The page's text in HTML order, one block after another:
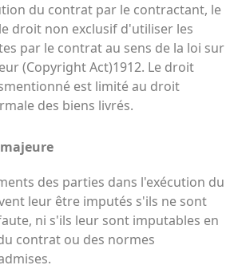
du contrat par le contractant, le
droit non exclusif d'utiliser les
par le contrat au sens de la loi sur
(Copyright Act)1912. Le droit
est limité au droit
des biens livrés.
des parties dans l'exécution du
leur être imputés s'ils ne sont
ni s'ils leur sont imputables en
contrat ou des normes